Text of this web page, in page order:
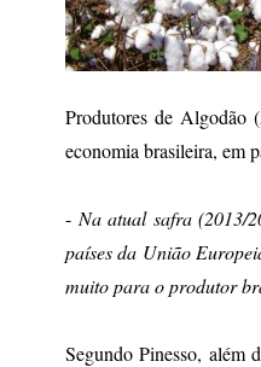
Produtores de Algodão
economia brasileira, em
- Na atual safra (2013/
países da União
muito para o produtor
Segundo Pinesso, além